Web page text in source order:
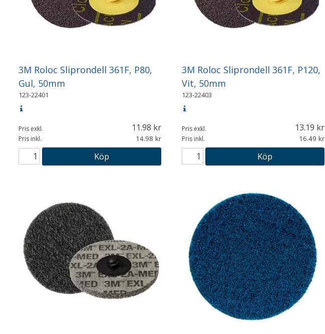
3M Roloc Sliprondell 361F, P80,
Gul, 50mm
123-22401
Pris exkl. 11.98
Pris inkl. 14.98
Köp
3M Roloc Sliprondell 361F, P120,
Vit, 50mm
123-22403
Pris exkl. 13.19
Pris inkl. 16.49
Köp